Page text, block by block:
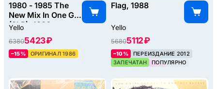
1980 - 1985 The
New Mix In One Go
(2LP), 1986
Yello
63805423 ₽
–15% ОРИГИНАЛ 1986
Flag, 1988
Yello
56805112 ₽
–10%
ПЕРЕИЗДАНИЕ 2012
ЗАПЕЧАТАН
ПОПУЛЯРНО